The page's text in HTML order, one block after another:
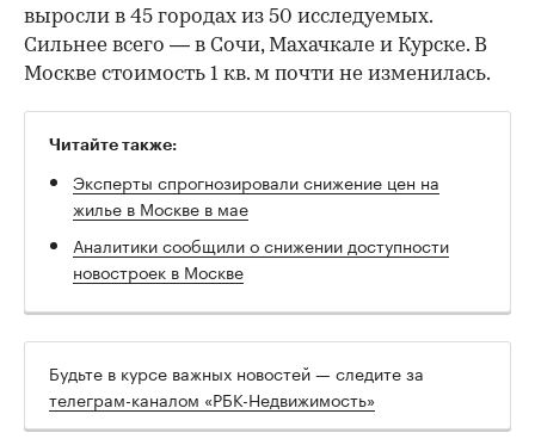
выросли в 45 городах из 50 исследуемых.
Сильнее всего — в Сочи, Махачкале и Курске. В
Москве стоимость 1 кв. м почти не изменилась.
Читайте также:
Эксперты спрогнозировали снижение цен на
жилье в Москве в мае
Аналитики сообщили о снижении доступности
новостроек в Москве
Будьте в курсе важных новостей — следите за
телеграм-каналом «РБК-Недвижимость»